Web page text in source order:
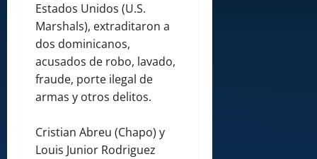
Estados Unidos (U.S.
Marshals), extraditaron a
dos dominicanos,
acusados de robo, lavado,
fraude, porte ilegal de
armas y otros delitos.
Cristian Abreu (Chapo) y
Louis Junior Rodriguez